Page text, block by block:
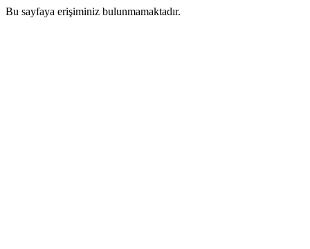
Bu sayfaya erişiminiz bulunmamaktadır.